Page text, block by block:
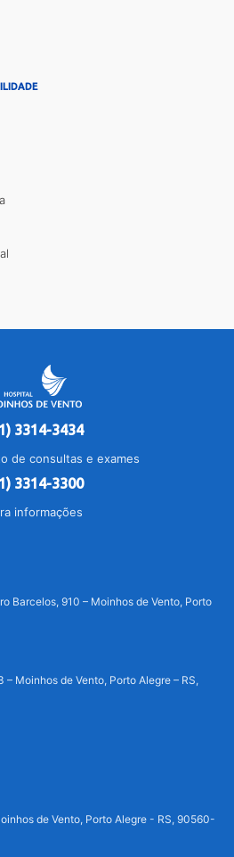
3314-3434
de consultas e exames
3314-3300
informações
Barcelos, 910 – Moinhos de Vento, Porto
Moinhos de Vento, Porto Alegre – RS,
de Vento, Porto Alegre - RS, 90560-